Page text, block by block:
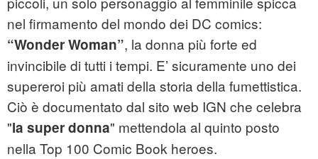
nel firmamento del mondo dei DC comics:
“Wonder Woman”, la donna più forte ed
invincibile di tutti i tempi. E’ sicuramente uno dei
supereroi più amati della storia della fumettistica.
Ciò è documentato dal sito web IGN che celebra
"la super donna" mettendola al quinto posto
nella Top 100 Comic Book heroes.